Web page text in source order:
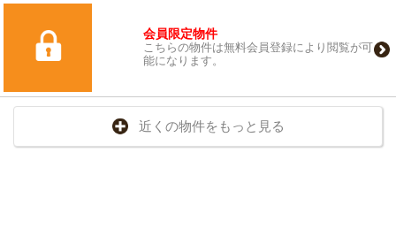
会員限定物件
こちらの物件は無料会員登録により閲覧が可
能になります。
近くの物件をもっと見る